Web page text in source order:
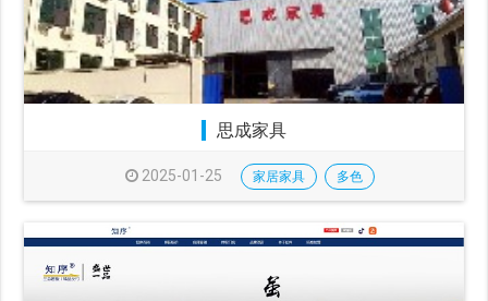
思成家具
2025-01-25 家居家具 多色